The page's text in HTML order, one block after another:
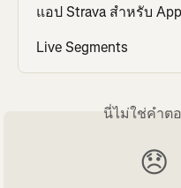
แอป Strava สำหรับ
Live Segments
นี่ไม่ใช่คำต
😞